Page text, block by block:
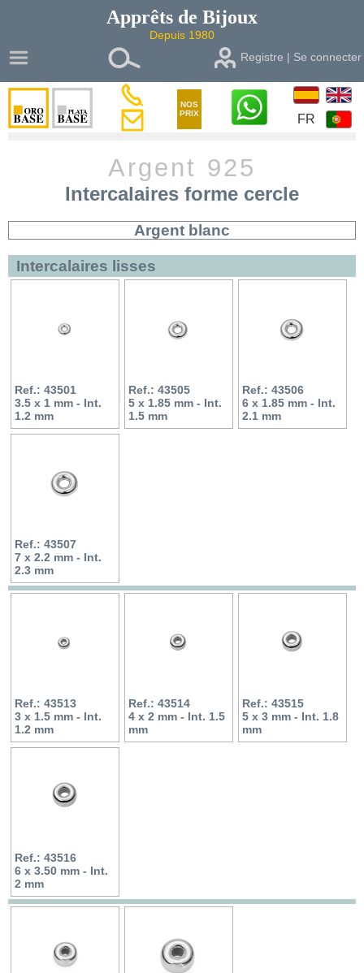
Apprêts de Bijoux
Depuis 1980
Registre | Se connecter
NOS
PRIX
FR
Argent 925
Intercalaires forme cercle
Argent blanc
Intercalaires lisses
Ref.: 43501
3.5 x 1 mm - Int.
1.2 mm
Ref.: 43505
5 x 1.85 mm - Int.
1.5 mm
Ref.: 43506
6 x 1.85 mm - Int.
2.1 mm
Ref.: 43507
7 x 2.2 mm - Int.
2.3 mm
Ref.: 43513
3 x 1.5 mm - Int.
1.2 mm
Ref.: 43514
4 x 2 mm - Int. 1.5
mm
Ref.: 43515
5 x 3 mm - Int. 1.8
mm
Ref.: 43516
6 x 3.50 mm - Int.
2 mm